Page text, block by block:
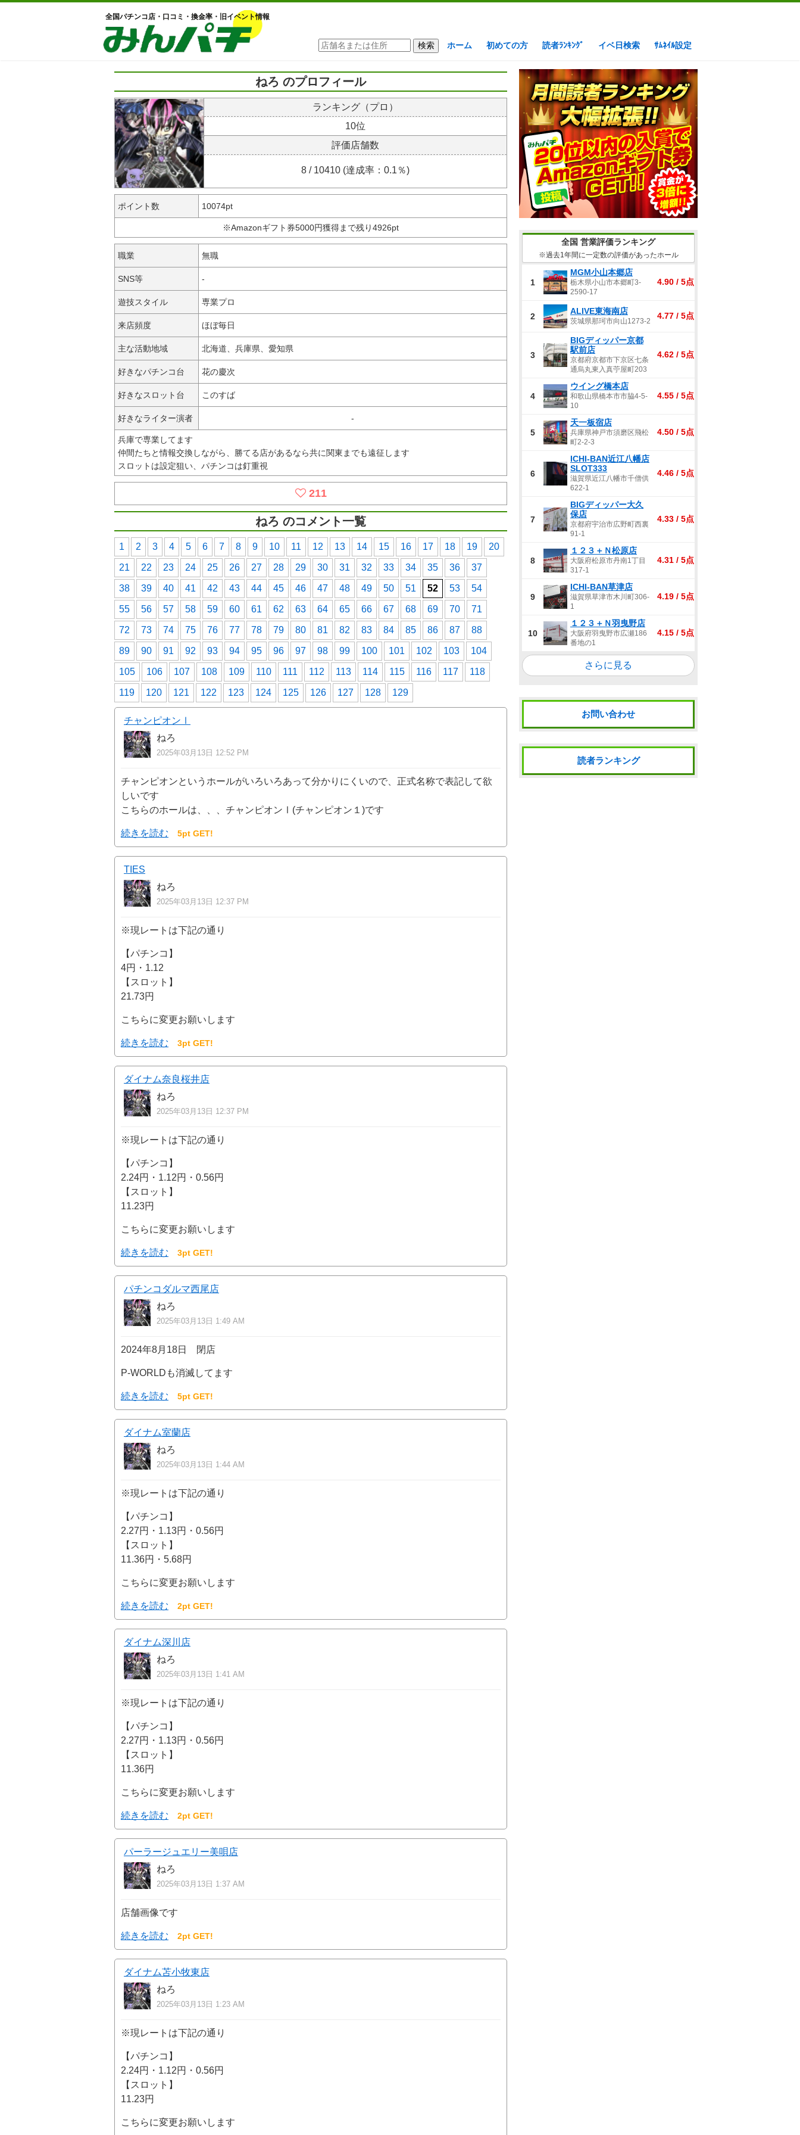
全国パチンコ店・口コミ・換金率・旧イベント情報
ホーム 初めての方 読者ﾗﾝｷﾝｸﾞ イベ日検索 ｻﾑﾈｲﾙ設定
ねろ のプロフィール
ランキング（プロ）
10位
評価店舗数
8 / 10410 (達成率：0.1％)
ポイント数 10074pt
※Amazonギフト券5000円獲得まで残り4926pt
職業 無職
SNS等 -
遊技スタイル 専業プロ
来店頻度 ほぼ毎日
主な活動地域 北海道、兵庫県、愛知県
好きなパチンコ台 花の慶次
好きなスロット台 このすば
好きなライター演者 -
兵庫で専業してます
仲間たちと情報交換しながら、勝てる店があるなら共に関東までも遠征します
スロットは設定狙い、パチンコは釘重視
211
ねろ のコメント一覧
1 2 3 4 5 6 7 8 9 10 11 12 13 14 15 16 17 18 19 20
21 22 23 24 25 26 27 28 29 30 31 32 33 34 35 36 37
38 39 40 41 42 43 44 45 46 47 48 49 50 51 52 53 54
55 56 57 58 59 60 61 62 63 64 65 66 67 68 69 70 71
72 73 74 75 76 77 78 79 80 81 82 83 84 85 86 87 88
89 90 91 92 93 94 95 96 97 98 99 100 101 102 103 104
105 106 107 108 109 110 111 112 113 114 115 116 117 118
119 120 121 122 123 124 125 126 127 128 129
チャンピオンⅠ
ねろ
2025年03月13日 12:52 PM
チャンピオンというホールがいろいろあって分かりにくいので、正式名称で表記して欲
しいです
こちらのホールは、、、チャンピオンⅠ(チャンピオン１)です
続きを読む 5pt GET!
TIES
ねろ
2025年03月13日 12:37 PM
※現レートは下記の通り
【パチンコ】
4円・1.12
【スロット】
21.73円
こちらに変更お願いします
続きを読む 3pt GET!
ダイナム奈良桜井店
ねろ
2025年03月13日 12:37 PM
※現レートは下記の通り
【パチンコ】
2.24円・1.12円・0.56円
【スロット】
11.23円
こちらに変更お願いします
続きを読む 3pt GET!
パチンコダルマ西尾店
ねろ
2025年03月13日 1:49 AM
2024年8月18日 閉店
P-WORLDも消滅してます
続きを読む 5pt GET!
ダイナム室蘭店
ねろ
2025年03月13日 1:44 AM
※現レートは下記の通り
【パチンコ】
2.27円・1.13円・0.56円
【スロット】
11.36円・5.68円
こちらに変更お願いします
続きを読む 2pt GET!
ダイナム深川店
ねろ
2025年03月13日 1:41 AM
※現レートは下記の通り
【パチンコ】
2.27円・1.13円・0.56円
【スロット】
11.36円
こちらに変更お願いします
続きを読む 2pt GET!
パーラージュエリー美唄店
ねろ
2025年03月13日 1:37 AM
店舗画像です
続きを読む 2pt GET!
ダイナム苫小牧東店
ねろ
2025年03月13日 1:23 AM
※現レートは下記の通り
【パチンコ】
2.24円・1.12円・0.56円
【スロット】
11.23円
こちらに変更お願いします
全国 営業評価ランキング
※過去1年間に一定数の評価があったホール
1
MGM小山本郷店
栃木県小山市本郷町3-
2590-17
4.90 / 5点
2
ALIVE東海南店
茨城県那珂市向山1273-2
4.77 / 5点
3
BIGディッパー京都
駅前店
京都府京都市下京区七条
通烏丸東入真苧屋町203
4.62 / 5点
4
ウイング橋本店
和歌山県橋本市市脇4-5-
10
4.55 / 5点
5
天一板宿店
兵庫県神戸市須磨区飛松
町2-2-3
4.50 / 5点
6
ICHI-BAN近江八幡店
SLOT333
滋賀県近江八幡市千僧供
622-1
4.46 / 5点
7
BIGディッパー大久
保店
京都府宇治市広野町西裏
91-1
4.33 / 5点
8
１２３＋Ｎ松原店
大阪府松原市丹南1丁目
317-1
4.31 / 5点
9
ICHI-BAN草津店
滋賀県草津市木川町306-
1
4.19 / 5点
10
１２３＋Ｎ羽曳野店
大阪府羽曳野市広瀬186
番地の1
4.15 / 5点
さらに見る
お問い合わせ
読者ランキング